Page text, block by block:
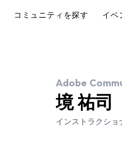
コミュニティを探す イベ
Adobe
境 祐司
インストラクショ